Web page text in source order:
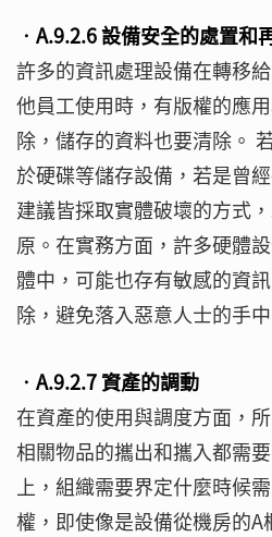
‧A.9.2.6 設備安全的處置和
許多的資訊處理設備在轉移
他員工使用時，有版權的應
除，儲存的資料也要清除。
於硬碟等儲存設備，若是曾
建議皆採取實體破壞的方式
原。在實務方面，許多硬體
體中，可能也存有敏感的資
除，避免落入惡意人士的手中
‧A.9.2.7 資產的調動
在資產的使用與調度方面，
相關物品的攜出和攜入都需
上，組織需要界定什麼時候
權，即使像是設備從機房的